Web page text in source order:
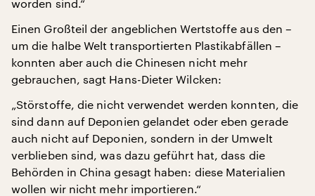
worden sind.“
Einen Großteil der angeblichen Wertstoffe aus den –
um die halbe Welt transportierten Plastikabfällen –
konnten aber auch die Chinesen nicht mehr
gebrauchen, sagt Hans-Dieter Wilcken:
„Störstoffe, die nicht verwendet werden konnten, die
sind dann auf Deponien gelandet oder eben gerade
auch nicht auf Deponien, sondern in der Umwelt
verblieben sind, was dazu geführt hat, dass die
Behörden in China gesagt haben: diese Materialien
wollen wir nicht mehr importieren.“